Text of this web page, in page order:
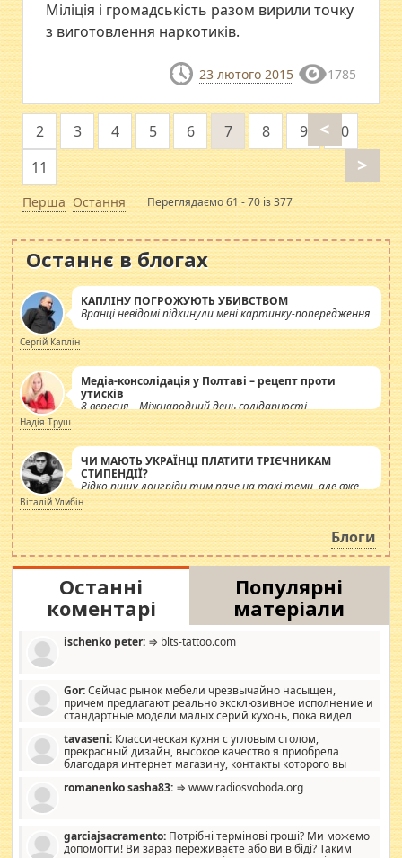
Міліція і громадськість разом вирили точку
з виготовлення наркотиків.
23 лютого 2015 1785
Перша
<
2 3 4 5 6 7 8 9
10
11
>
Остання Переглядаємо 61 - 70 із 377
Останнє в блогах
КАПЛІНУ ПОГРОЖУЮТЬ УБИВСТВОМ
Вранці невідомі підкинули мені картинку-попередження
Сергій Каплін
Медіа-консолідація у Полтаві – рецепт проти
утисків
8 вересня – Міжнародний день солідарності
журналістів.
Надія Труш
ЧИ МАЮТЬ УКРАЇНЦІ ПЛАТИТИ ТРІЄЧНИКАМ
СТИПЕНДІЇ?
Рідко пишу лонгріди тим паче на такі теми, але вже
просто дістало! Обурюють сьогоднішні інсенуації
навколо стипендіального питання. Штучно
роздувається ще одна соціальна катастрофа.
Віталій Улибін
Блоги
Останні
коментарі
Популярні
матеріали
ischenko peter: ⇒ blts-tattoo.com
Gor:Сейчас рынок мебели чрезвычайно насыщен,
причем предлагают реально эксклюзивное исполнение и
стандартные модели малых серий кухонь, пока видел
стандартные формы, в MebelOk, креативненько и что главное -
со вкусом все в порядке, без ненужных наворотов удорожающих
мебель, а это не последний фактор.
tavaseni: Классическая кухня с угловым столом,
прекрасный дизайн, высокое качество я приобрела
благодаря интернет магазину, контакты которого вы
romanenko sasha83: ⇒ www.radiosvoboda.org
garciajsacramento: Потрібні термінові гроші? Ми можемо
допомогти! Ви зараз переживаєте або ви в біді? Таким